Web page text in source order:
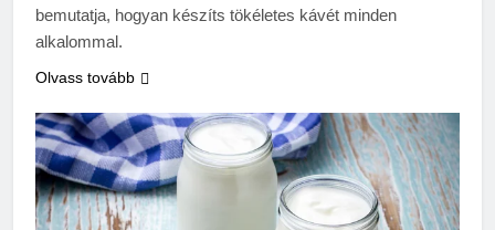
bemutatja, hogyan készíts tökéletes kávét minden
alkalommal.
Olvass tovább